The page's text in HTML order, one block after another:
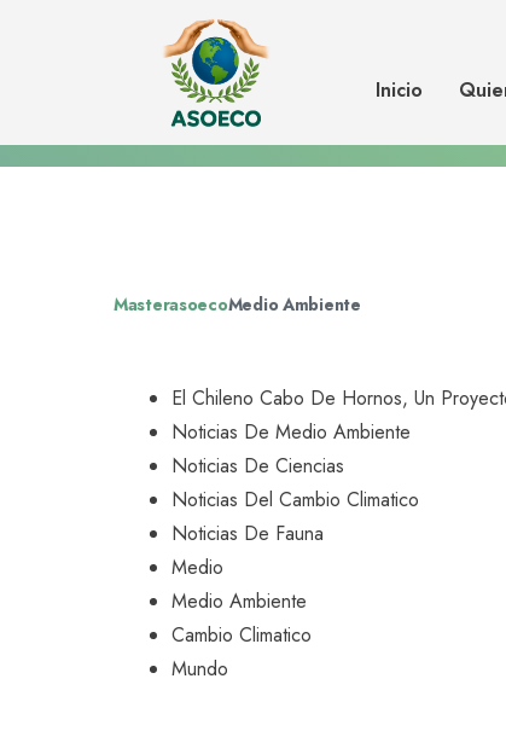
Inicio
El chileno Cabo de Hornos,
convertirlo en centro de
MasterasoecoMedio Ambiente
El Chileno Cabo De Hornos, Un
Noticias De Medio Ambiente
Noticias De Ciencias
Noticias Del Cambio Climatico
Noticias De Fauna
Medio
Medio Ambiente
Cambio Climatico
Mundo